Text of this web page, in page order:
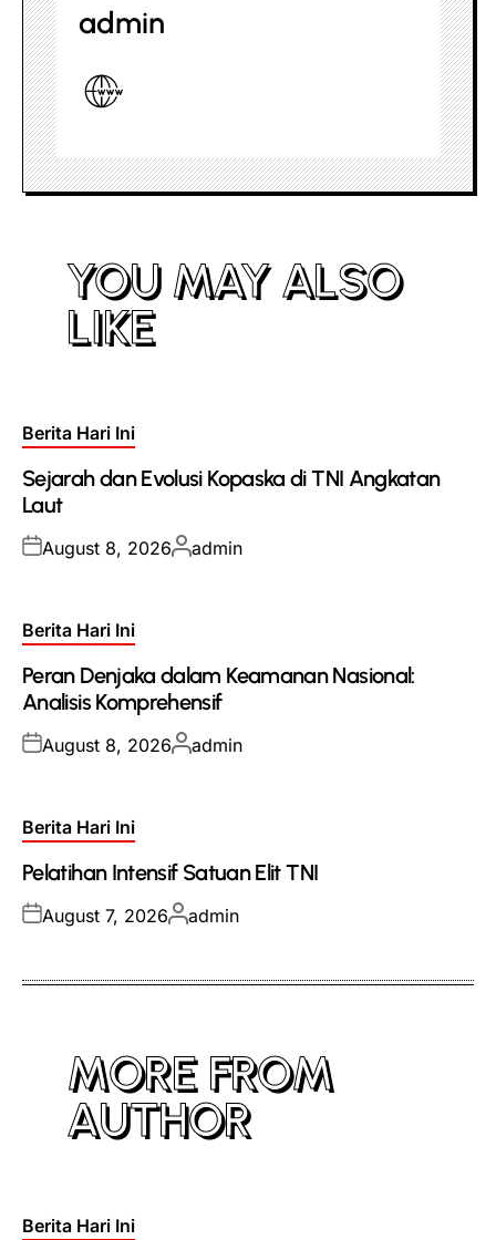
admin
YOU MAY ALSO
LIKE
Posted
Berita Hari Ini
Sejarah dan Evolusi Kopaska di TNI Angkatan
Laut
Posted
August 8, 2026Posted
admin
Posted
Berita Hari Ini
Peran Denjaka dalam Keamanan Nasional:
Analisis Komprehensif
Posted
August 8, 2026Posted
admin
Posted
Berita Hari Ini
Pelatihan Intensif Satuan Elit TNI
Posted
August 7, 2026Posted
admin
MORE FROM
AUTHOR
Posted
Berita Hari Ini